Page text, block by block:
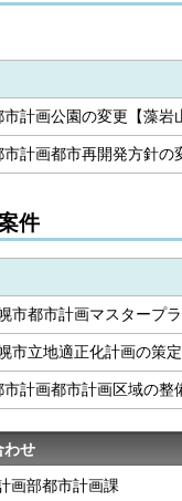
計画公園の変更【藻岩
計画都市再開発方針の
件
市都市計画マスタープ
市立地適正化計画の策
市計画都市計画区域の整
わせ
画部都市計画課